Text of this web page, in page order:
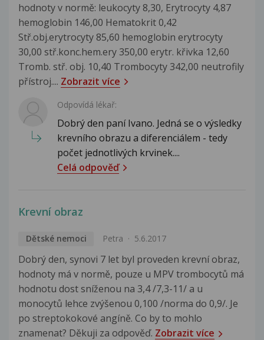
hodnoty v normě: leukocyty 8,30, Erytrocyty 4,87
hemoglobin 146,00 Hematokrit 0,42
Stř.obj.erytrocyty 85,60 hemoglobin erytrocyty
30,00 stř.konc.hem.ery 350,00 erytr. křivka 12,60
Tromb. stř. obj. 10,40 Trombocyty 342,00 neutrofily
přístroj.... Zobrazit více
Odpovídá lékař:
Dobrý den paní Ivano. Jedná se o výsledky
krevního obrazu a diferenciálem - tedy
počet jednotlivých krvinek....
Celá odpověď
Krevní obraz
Dětské nemoci Petra 5.6.2017
Dobrý den, synovi 7 let byl proveden krevní obraz,
hodnoty má v normě, pouze u MPV trombocytů má
hodnotu dost sníženou na 3,4 /7,3-11/ a u
monocytů lehce zvýšenou 0,100 /norma do 0,9/. Je
po streptokokové angíně. Co by to mohlo
znamenat? Děkuji za odpověď. Zobrazit více